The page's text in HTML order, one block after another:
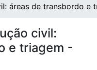
áreas de transbordo e
civil:
e triagem -